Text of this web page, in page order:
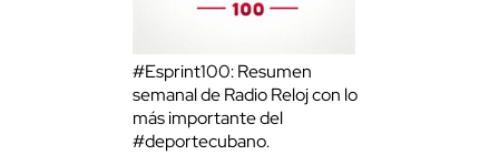
#Esprint100: Resumen
semanal de Radio Reloj con lo
más importante del
#deportecubano.